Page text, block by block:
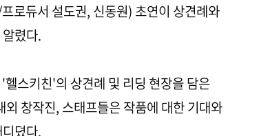
로듀서 설도권, 신동원) 초연이 상견례와
렸다.
스키친'의 상견례 및 리딩 현장을 담은
창작진, 스태프들은 작품에 대한 기대와
뎠다.